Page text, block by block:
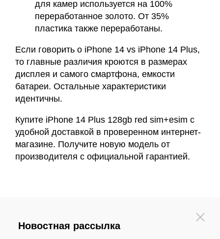
для камер используется на 100%
переработанное золото. От 35%
пластика также переработаны.
Если говорить о iPhone 14 vs iPhone 14 Plus,
то главные различия кроются в размерах
дисплея и самого смартфона, емкости
батареи. Остальные характеристики
идентичны.
Купите iPhone 14 Plus 128gb red sim+esim с
удобной доставкой в проверенном интернет-
магазине. Получите новую модель от
производителя с официальной гарантией.
Новостная рассылка